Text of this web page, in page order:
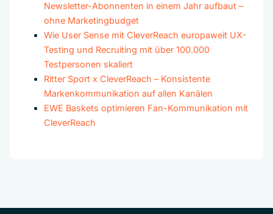
Newsletter-Abonnenten in einem Jahr aufbaut –
ohne Marketingbudget
Wie User Sense mit CleverReach europaweit UX-
Testing und Recruiting mit über 100.000
Testpersonen skaliert
Ritter Sport x CleverReach – Konsistente
Markenkommunikation auf allen Kanälen
EWE Baskets optimieren Fan-Kommunikation mit
CleverReach